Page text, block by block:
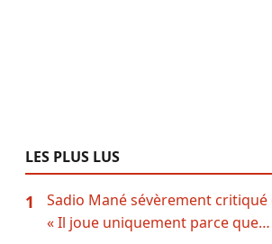
LES PLUS LUS
1
Sadio Mané sévèrement critiqué
« Il joue uniquement parce que…